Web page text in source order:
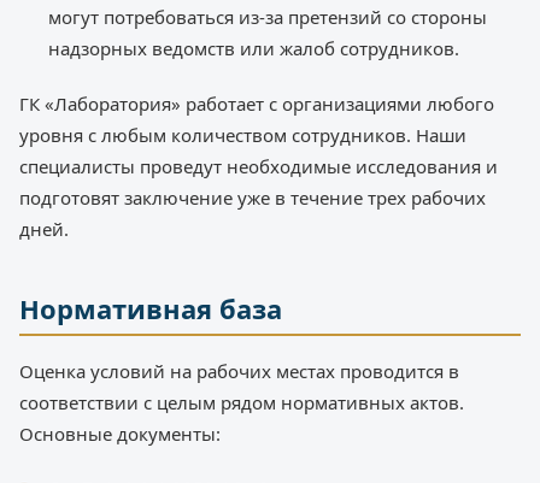
могут потребоваться из-за претензий со стороны
надзорных ведомств или жалоб сотрудников.
ГК «Лаборатория» работает с организациями любого
уровня с любым количеством сотрудников. Наши
специалисты проведут необходимые исследования и
подготовят заключение уже в течение трех рабочих
дней.
Нормативная база
Оценка условий на рабочих местах проводится в
соответствии с целым рядом нормативных актов.
Основные документы: